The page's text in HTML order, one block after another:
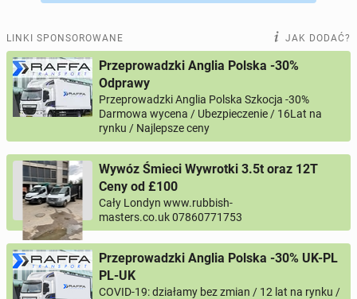
LINKI SPONSOROWANE JAK DODAĆ?
Przeprowadzki Anglia Polska -30%
Odprawy
Przeprowadzki Anglia Polska Szkocja -30%
Darmowa wycena / Ubezpieczenie / 16Lat na
rynku / Najlepsze ceny
Wywóz Śmieci Wywrotki 3.5t oraz 12T
Ceny od £100
Cały Londyn www.rubbish-
masters.co.uk 07860771753
Przeprowadzki Anglia Polska -30% UK-PL
PL-UK
COVID-19: działamy bez zmian / 12 lat na rynku /